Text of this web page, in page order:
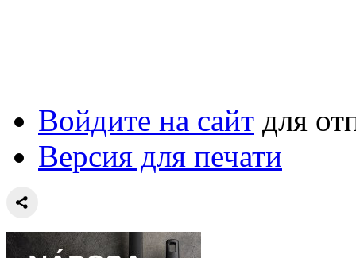
Войдите на сайт для
Версия для печати